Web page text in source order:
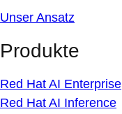
Unser Ansatz
Produkte
Red Hat AI Enterprise
Red Hat AI Inference